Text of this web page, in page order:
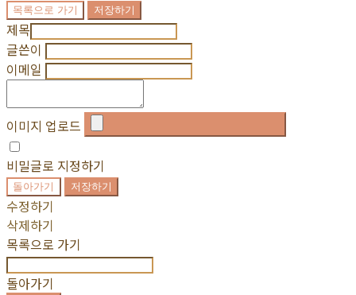
목록으로 가기 저장하기
제목
글쓴이
이메일
이미지 업로드
비밀글로 지정하기
돌아가기 저장하기
수정하기
삭제하기
목록으로 가기
돌아가기